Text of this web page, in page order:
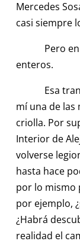
Mercedes
casi siempre
Pero en
enteros.
Esa
mí una de las
criolla. Por
Interior de
volverse
hasta hace
por lo mismo
por ejemplo,
¿Habrá
realidad el